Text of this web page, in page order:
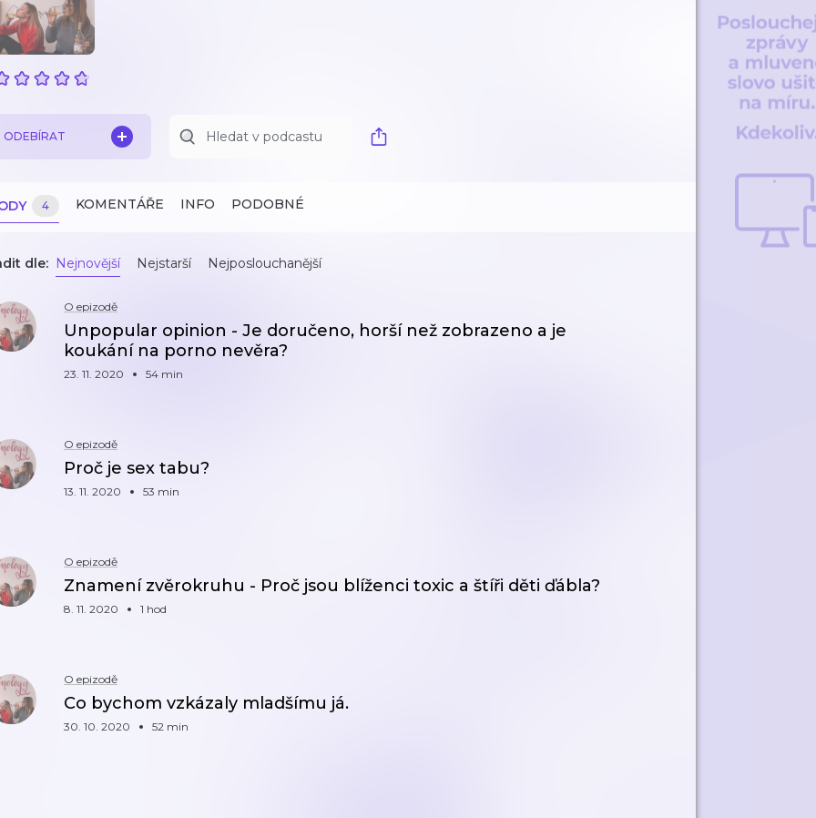
ODEBÍRAT
4 KOMENTÁŘE INFO PODOBNÉ
dle: Nejnovější Nejstarší Nejposlouchanější
O epizodě
Unpopular opinion - Je doručeno, horší než zobrazeno a je
koukání na porno nevěra?
23. 11. 2020 54 min
O epizodě
Proč je sex tabu?
13. 11. 2020 53 min
O epizodě
Znamení zvěrokruhu - Proč jsou blíženci toxic a štíři děti ďábla?
8. 11. 2020 1 hod
O epizodě
Co bychom vzkázaly mladšímu já.
30. 10. 2020 52 min